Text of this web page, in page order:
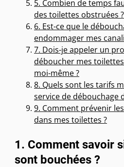
5. Combien de temps
des toilettes obstruées ?
6. Est-ce que le
endommager mes
7. Dois-je appeler un
déboucher mes
moi-même ?
8. Quels sont les tarifs
service de débouchage
9. Comment prévenir
dans mes toilettes ?
1. Comment savoir
sont bouchées ?